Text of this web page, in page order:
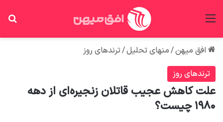
افق میهن/منهای تحلیل/ترندهای روز
ترندهای روز
علت کاهش عجیب قاتلان زنجیره‌ای از دهه
۱۹۸۰ چیست؟